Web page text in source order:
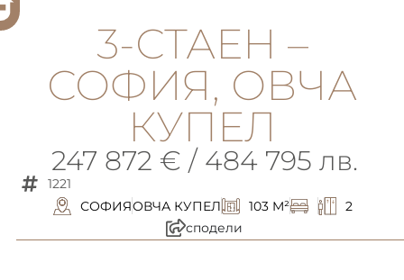
3-СТАЕН –
СОФИЯ, ОВЧА
КУПЕЛ
247 872 € / 484 795 лв.
1221
СОФИЯОВЧА КУПЕЛ 103 M²
2
сподели